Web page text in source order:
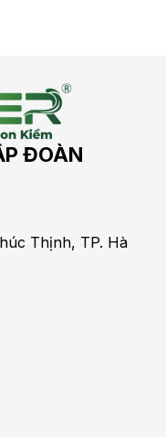
ĐOÀN
Thịnh, TP. Hà